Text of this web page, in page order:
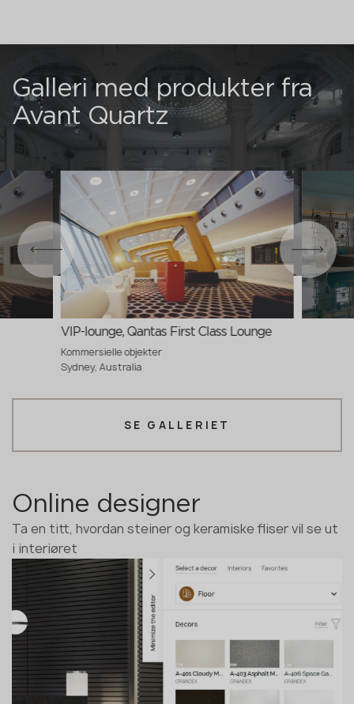
Galleri med produkter fra
Avant Quartz
VIP-lounge, Qantas First Class Lounge
Kommersielle objekter
Sydney, Australia
SE GALLERIET
Online designer
Ta en titt, hvordan steiner og keramiske fliser vil se ut
i interiøret